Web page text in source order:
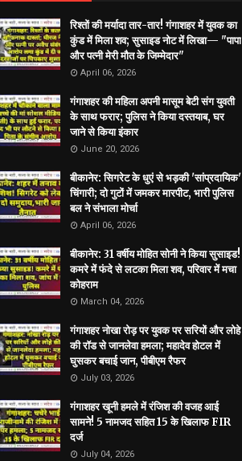
रिश्तों की मर्यादा तार-तार! गंगाशहर में युवक का
कुंड में मिला शव; सुसाइड नोट में लिखा— "पापा
और पत्नी मेरी मौत के जिम्मेदार"
April 06, 2026
गंगाशहर की महिला अपनी मासूम बेटी संग युवती
के साथ फरार; पुलिस ने किया दस्तयाब, घर
जाने से किया इंकार
June 20, 2026
बीकानेर: सिगरेट के धुएं से भड़की 'सांप्रदायिक'
चिंगारी; दो गुटों में जमकर मारपीट, भारी पुलिस
बल ने संभाला मोर्चा
April 06, 2026
बीकानेर: 31 वर्षीय मोहित सोनी ने किया सुसाइड!
कमरे में फंदे से लटका मिला शव, परिवार में मचा
कोहराम
March 04, 2026
गंगाशहर नोखा रोड़ पर युवक पर सरियों और लोहे
की रॉड से जानलेवा हमला; महादेव होटल में
घुसकर बचाई जान, पीबीएम रैफर
July 03, 2026
गंगाशहर खूनी हमले में रंजिश की वजह आई
सामने! 5 नामजद सहित 15 के खिलाफ FIR
दर्ज
July 04, 2026